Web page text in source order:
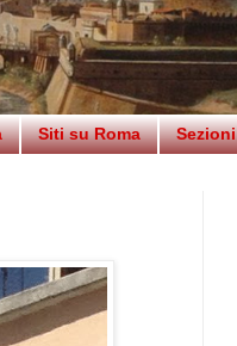
Siti su Roma Sezioni